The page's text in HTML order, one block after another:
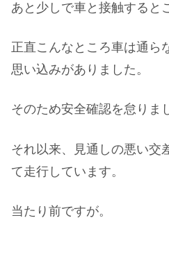
あと少しで車と接触すると
正直こんなところ車は通ら
思い込みがありました。
そのため安全確認を怠りま
それ以来、見通しの悪い交
て走行しています。
当たり前ですが。